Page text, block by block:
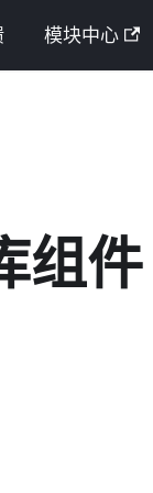
模块中心
组件